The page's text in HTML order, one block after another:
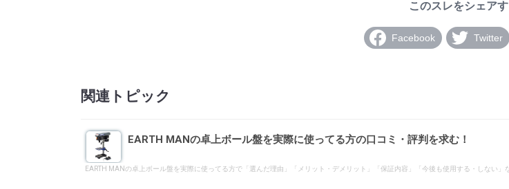
Facebook Twitter
関連トピック
EARTH MANの卓上ボール盤を実際に使ってる方の口コミ・評判を求む！
EARTH MANの卓上ボール盤を実際に使ってる方で「選んだ理由」「メリット・デメリット」「保証内容」「今後も使用する・しない